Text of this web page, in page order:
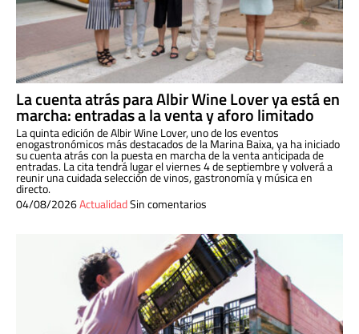
La cuenta atrás para Albir Wine Lover ya está en
marcha: entradas a la venta y aforo limitado
La quinta edición de Albir Wine Lover, uno de los eventos
enogastronómicos más destacados de la Marina Baixa, ya ha iniciado
su cuenta atrás con la puesta en marcha de la venta anticipada de
entradas. La cita tendrá lugar el viernes 4 de septiembre y volverá a
reunir una cuidada selección de vinos, gastronomía y música en
directo.
04/08/2026ActualidadSin comentarios